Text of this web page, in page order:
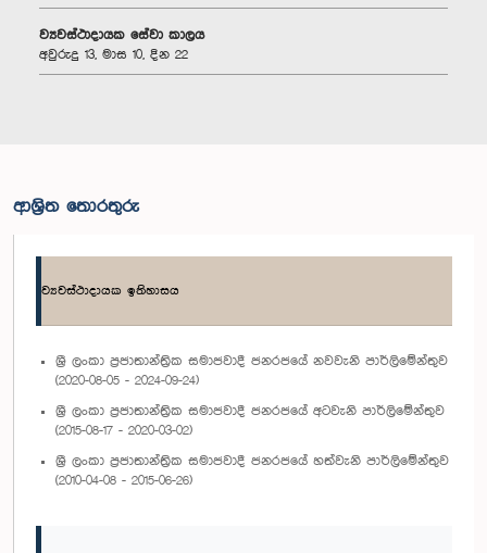
ව්‍යවස්ථාදායක සේවා කාලය
අවුරුදු 13, මාස 10, දින 22
ආශ්‍රිත තොරතුරු
ව්‍යවස්ථාදායක ඉතිහාසය
ශ්‍රී ලංකා ප්‍රජාතාන්ත්‍රික සමාජවාදී ජනරජයේ නවවැනි පාර්ලිමේන්තුව
(2020-08-05 - 2024-09-24)
ශ්‍රී ලංකා ප්‍රජාතාන්ත්‍රික සමාජවාදී ජනරජයේ අටවැනි පාර්ලිමේන්තුව
(2015-08-17 - 2020-03-02)
ශ්‍රී ලංකා ප්‍රජාතාන්ත්‍රික සමාජවාදී ජනරජයේ හත්වැනි පාර්ලිමේන්තුව
(2010-04-08 - 2015-06-26)